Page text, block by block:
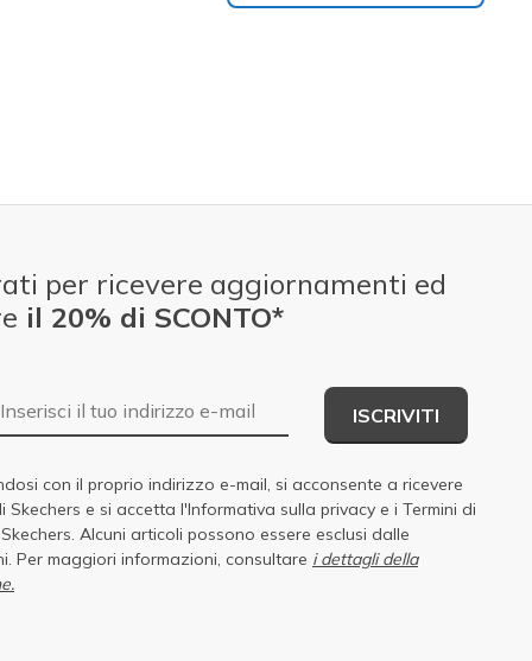
per ricevere aggiornamenti ed
il 20% di SCONTO*
E-mail
ISCRIVITI
con il proprio indirizzo e-mail, si acconsente a ricevere
Skechers e si accetta l'Informativa sulla privacy e i Termini di
. Alcuni articoli possono essere esclusi dalle
Per maggiori informazioni, consultare i dettagli della